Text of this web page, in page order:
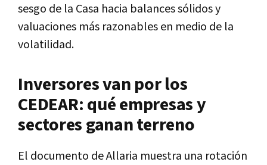
sesgo de la Casa hacia balances sólidos y
valuaciones más razonables en medio de la
volatilidad.
Inversores van por los
CEDEAR: qué empresas y
sectores ganan terreno
El documento deAllaria muestra una rotación